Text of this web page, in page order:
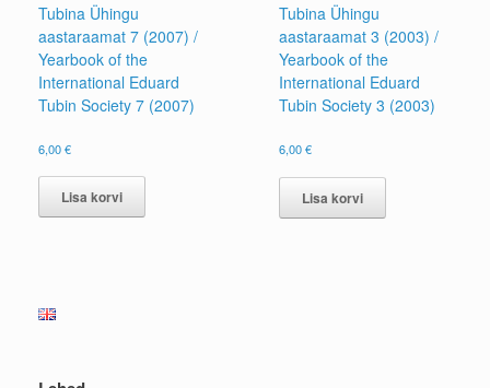
Tubina Ühingu
aastaraamat 7 (2007) /
Yearbook of the
International Eduard
Tubin Society 7 (2007)
6,00€
Lisa korvi
Tubina Ühingu
aastaraamat 3 (2003) /
Yearbook of the
International Eduard
Tubin Society 3 (2003)
6,00€
Lisa korvi